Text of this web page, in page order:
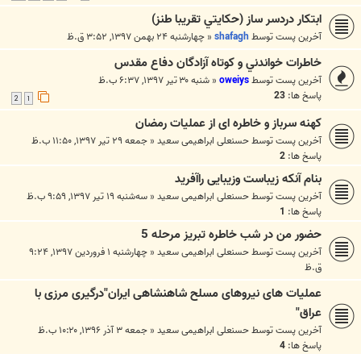
ابتكار دردسر ساز (حكايتي تقريبا طنز)
آخرین پست توسطshafagh
« چهارشنبه ۲۴ بهمن ۱۳۹۷, ۳:۵۲ ق.ظ
خاطرات خواندني و كوتاه آزادگان دفاع مقدس
آخرین پست توسطoweiys
« شنبه ۳۰ تیر ۱۳۹۷, ۶:۳۷ ب.ظ
پاسخ ها: 23
کهنه سرباز و خاطره ای از عملیات رمضان
آخرین پست توسطحسنعلی ابراهیمی سعید« جمعه ۲۹ تیر ۱۳۹۷, ۱۱:۵۰ ب.ظ
پاسخ ها: 2
بنام آنکه زیباست وزیبایی راآفرید
آخرین پست توسطحسنعلی ابراهیمی سعید« سه‌شنبه ۱۹ تیر ۱۳۹۷, ۹:۵۹ ب.ظ
پاسخ ها: 1
حضور من در شب خاطره تبریز مرحله 5
آخرین پست توسطحسنعلی ابراهیمی سعید«
چهارشنبه ۱ فروردین ۱۳۹۷, ۹:۲۴
ق.ظ
عملیات های نیروهای مسلح شاهنشاهی ایران"درگیری مرزی با
عراق"
آخرین پست توسطحسنعلی ابراهیمی سعید« جمعه ۳ آذر ۱۳۹۶, ۱۰:۲۰ ب.ظ
پاسخ ها: 4